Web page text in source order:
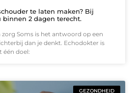
te laten maken? Bij
binnen 2 dagen terecht.
zorg Soms is het antwoord op een
dan je denkt. Echodokter is
één doel:
GEZONDHEID